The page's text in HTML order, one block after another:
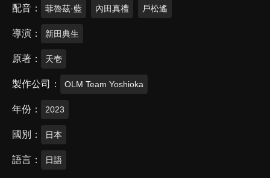
配音 菲魯茲·藍 內田真禮 戶松遙
導演 新田典生
原著 天壱
製作公司 OLM Team Yoshioka
年份 2023
國別 日本
語言 日語